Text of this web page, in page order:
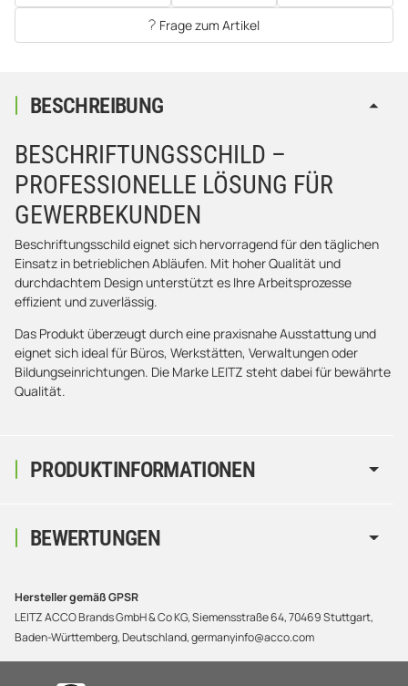
Frage zum Artikel
PRODUKTINFORMATIONEN
BESCHREIBUNG
BESCHRIFTUNGSSCHILD –
PROFESSIONELLE LÖSUNG FÜR
GEWERBEKUNDEN
Beschriftungsschild eignet sich hervorragend für den täglichen
Einsatz in betrieblichen Abläufen. Mit hoher Qualität und
durchdachtem Design unterstützt es Ihre Arbeitsprozesse
effizient und zuverlässig.
Das Produkt überzeugt durch eine praxisnahe Ausstattung und
eignet sich ideal für Büros, Werkstätten, Verwaltungen oder
Bildungseinrichtungen. Die Marke LEITZ steht dabei für bewährte
Qualität.
BEWERTUNGEN
Hersteller gemäß GPSR
LEITZ ACCO Brands GmbH & Co KG, Siemensstraße 64, 70469 Stuttgart,
Baden-Württemberg, Deutschland, germanyinfo@acco.com